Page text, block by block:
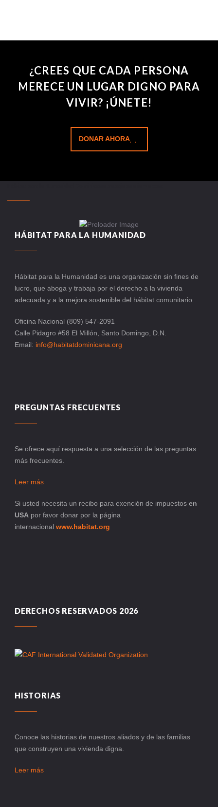
¿CREES QUE CADA PERSONA
MERECE UN LUGAR DIGNO PARA
VIVIR? ¡ÚNETE!
DONAR AHORA
HÁBITAT PARA LA HUMANIDAD
Hábitat para la Humanidad es una organización sin fines de
lucro, que aboga y trabaja por el derecho a la vivienda
adecuada y a la mejora sostenible del hábitat comunitario.
Oficina Nacional (809) 547-2091
Calle Pidagro #58 El Millón, Santo Domingo, D.N.
Email: info@habitatdominicana.org
PREGUNTAS FRECUENTES
Se ofrece aquí respuesta a una selección de las preguntas
más frecuentes.
Leer más
Si usted necesita un recibo para exención de impuestos en
USA por favor donar por la página
internacional www.habitat.org
DERECHOS RESERVADOS 2026
HISTORIAS
Conoce las historias de nuestros aliados y de las familias
que construyen una vivienda digna.
Leer más